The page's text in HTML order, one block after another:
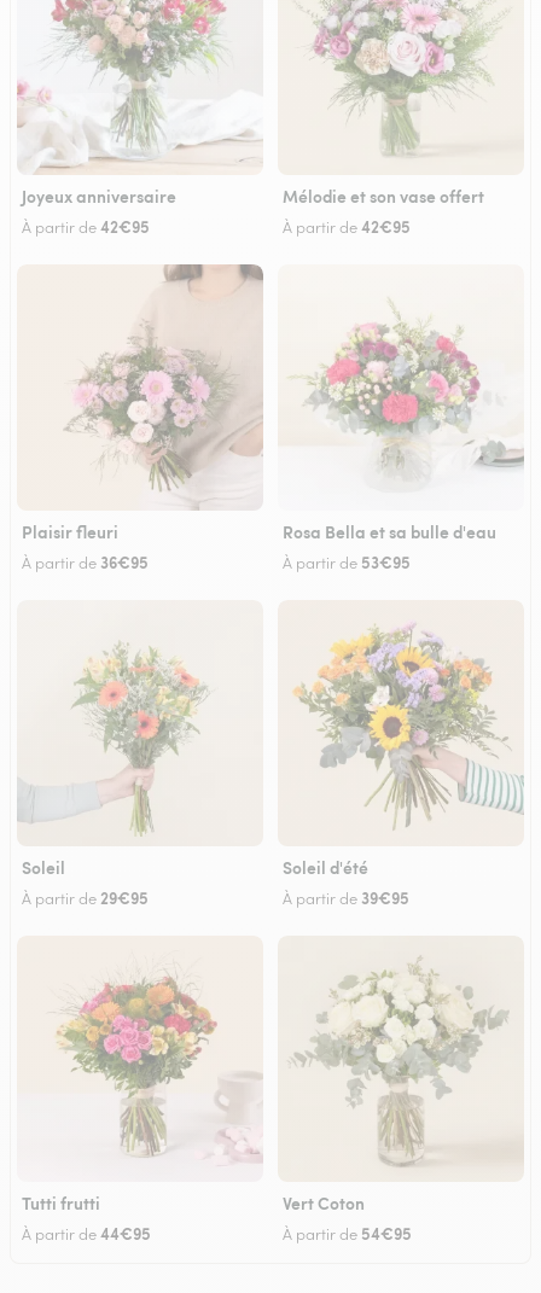
Joyeux anniversaire
À partir de42€95
Mélodie et son vase offert
À partir de42€95
Plaisir fleuri
À partir de 36€95
Rosa Bella et sa bulle d'eau
À partir de 53€95
Soleil
À partir de 29€95
Soleil d'été
À partir de 39€95
Tutti frutti
À partir de44€95
Vert Coton
À partir de 54€95